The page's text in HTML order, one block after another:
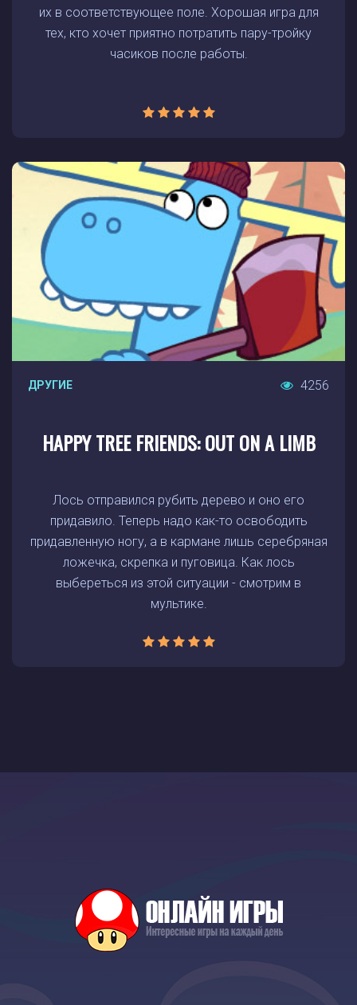
их в соответствующее поле. Хорошая игра для
тех, кто хочет приятно потратить пару-тройку
часиков после работы.
ДРУГИЕ 4256
HAPPY TREE FRIENDS: OUT ON A LIMB
Лось отправился рубить дерево и оно его
придавило. Теперь надо как-то освободить
придавленную ногу, а в кармане лишь серебряная
ложечка, скрепка и пуговица. Как лось
выбереться из этой ситуации - смотрим в
мультике.